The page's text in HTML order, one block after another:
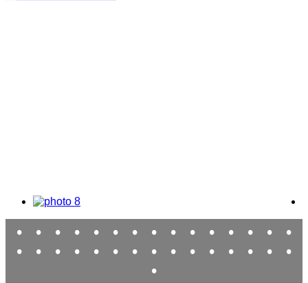
• • • • • • • • • • • • • •
•
•
• • • • • • • • • • • • •
•
•